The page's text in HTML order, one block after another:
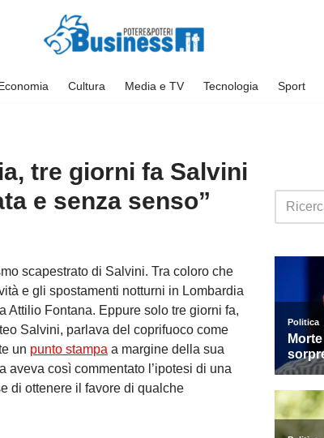
Cultura Media e TV Tecnologia Sport
tre giorni fa Salvini
e senza senso”
scapestrato di Salvini. Tra coloro che
e gli spostamenti notturni in Lombardia
Attilio Fontana. Eppure solo tre giorni fa,
Salvini, parlava del coprifuoco come
un punto stampa a margine della sua
così commentato l’ipotesi di una
di ottenere il favore di qualche